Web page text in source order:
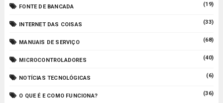
FONTE DE BANCADA (19)
INTERNET DAS COISAS (33)
MANUAIS DE SERVIÇO (68)
MICROCONTROLADORES (40)
NOTÍCIAS TECNOLÓGICAS (6)
O QUE É E COMO FUNCIONA? (36)